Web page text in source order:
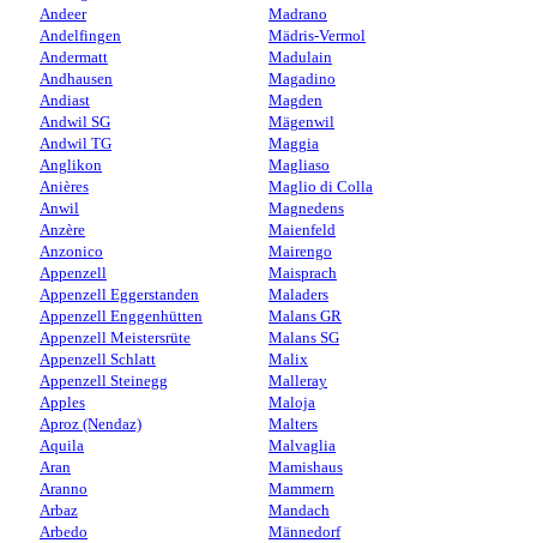
Andeer
Andelfingen
Andermatt
Andhausen
Andiast
Andwil SG
Andwil TG
Anglikon
Anières
Anwil
Anzère
Anzonico
Appenzell
Appenzell Eggerstanden
Appenzell Enggenhütten
Appenzell Meistersrüte
Appenzell Schlatt
Appenzell Steinegg
Apples
Aproz (Nendaz)
Aquila
Aran
Aranno
Arbaz
Arbedo
Madrano
Mädris-Vermol
Madulain
Magadino
Magden
Mägenwil
Maggia
Magliaso
Maglio di Colla
Magnedens
Maienfeld
Mairengo
Maisprach
Maladers
Malans GR
Malans SG
Malix
Malleray
Maloja
Malters
Malvaglia
Mamishaus
Mammern
Mandach
Männedorf